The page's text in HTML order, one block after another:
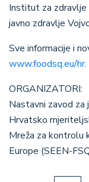
Institut za zdravlje
javno zdravlje
Sve informacije i
www.foodsq.eu/hr.
ORGANIZATORI:
Nastavni zavod za
Hrvatsko
Mreža za kontrolu
Europe (SEEN-